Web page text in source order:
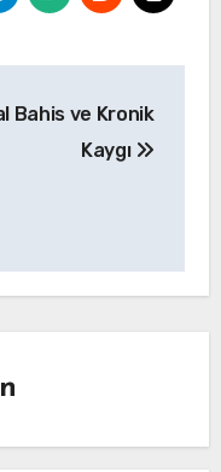
Bahis ve Kronik
Kaygı